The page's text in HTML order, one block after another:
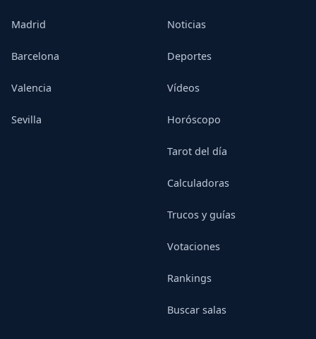
Madrid
Barcelona
Valencia
Sevilla
Noticias
Deportes
Vídeos
Horóscopo
Tarot del día
Calculadoras
Trucos y guías
Votaciones
Rankings
Buscar salas